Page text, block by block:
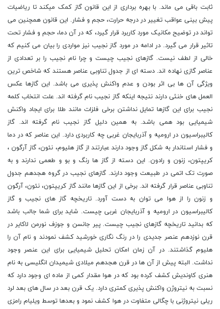
ثابت باقی می ماند. با بهره برداری از این قانون گاز کمک میکند تا ریاضیات
پیش بینی عواقب تغییر در درجه حرارت، حجم و فشار. این قانون همچنین می
تواند در توضیح مکانیک مورد کاربرد قرار گیرد، که در آن دما، حجم و فشار تحت
تاثیر قرار می گیرد. در ادامه در مورد گاز نجیب نیز مواردی را بیان می کنیم که
خالی از لطف نیست. گازهای نجیب چیست و چرا نام نجیب را بر تعدادی از
عناصر گازی نهاده اند. دسته ای از جدول تناوبی عناصر هستند که شاخص ترین
ویژگی آن ها بی اثر بودن و عدم واکنش پذیری می باشد. این گازها عکس
العمل های خنثی دارند نتیجه اینکه گاز نجیب نام گرفته اند. علت انتخاب کلمه
نجیب برای این گازها تمایل نداشتن برخی فلزات مانند طلا برای ایجاد واکنش
شیمیایی بود همی باشد. به همین دلیل گاز نجیب نام گرفته اند. گاز
کالیبراسیون در ارومیه و آذربایجان غربی چه کاربردی دارد. این عناصر که در دما
و فشار استاندار به شکل گاز وجود دارند عبارتند از گاز هلیوم، نئون، گاز آرگون ،
کریپتون، زنون و رادون. این دسته از گاز ها رنگ و بو و طعمی ندارند و به
صورت تک اتمی در طبیعت وجود دارند. گازهای نجیب در گروه هجدهم جدول
تناوبی عناصر قرار گرفته اند. برخی از این گازها مانند گاز کریپتون، نئون، آرگون
و زنون را از هوا می توان به دست آورد. تاریخچه گاز های نجیب و گاز
کالیبراسیون در ارومیه و آذربایجان غربی چیست. شاید برای شما جالب باشد
که بدانید تاریخچه گازهای نجیب چیست. پیر جانسن و جوزف نورمن لاکایر در
قرن نوزدهم عنصر جدیدی را در رنگ نگاری خورشید کشف نمودند و نام آن را
هلیوم گذاشتند. در آن زمان امکان تحلیل شیمیایی برای این عنصر وجود
نداشت. البته پیش از آن ها در قرن هجدهم میلادی شیمیدان انگلیسی به نام
هنری کاوندیش کشف کرده بود که در هوا مقدار کمی از ماده ای وجود دارد که
نسبت به نیتروژن واکنش پذیری کمتری دارد. یک قرن بعد در سال های بعد لرد
ریلی نیتروژنی با چگالی متفاوت در هوا کشف نمود و بعدها توسط ویلیام رامزی